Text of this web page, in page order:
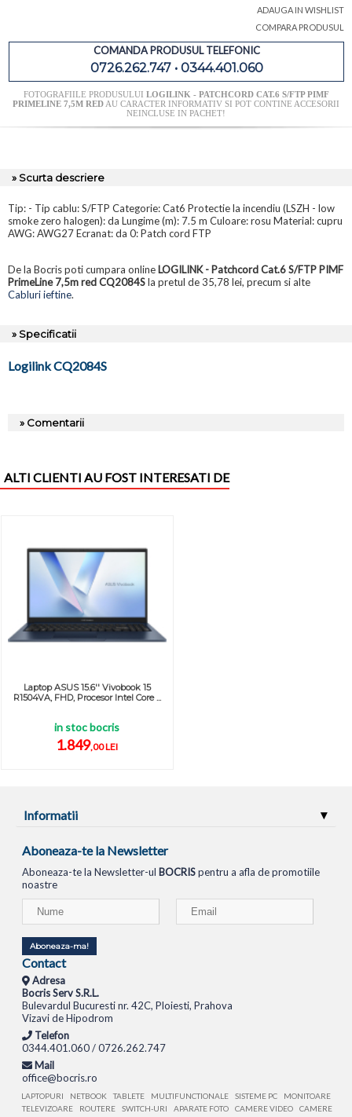
ADAUGA IN WISHLIST
COMPARA PRODUSUL
COMANDA PRODUSUL TELEFONIC
0726.262.747 • 0344.401.060
FOTOGRAFIILE PRODUSULUI LOGILINK - PATCHCORD CAT.6 S/FTP PIMF
PRIMELINE 7,5M REDAU CARACTER INFORMATIV SI POT CONTINE ACCESORII
NEINCLUSE IN PACHET!
» Scurta descriere
Tip: - Tip cablu: S/FTP Categorie: Cat6 Protectie la incendiu (LSZH - low
smoke zero halogen): da Lungime (m): 7.5 m Culoare: rosu Material: cupru
AWG: AWG27 Ecranat: da 0: Patch cord FTP
De la Bocris poti cumpara online LOGILINK - Patchcord Cat.6 S/FTP PIMF
PrimeLine 7,5m red CQ2084Sla pretul de 35,78 lei, precum si alte
Cabluri ieftine.
» Specificatii
Logilink CQ2084S
» Comentarii
ALTI CLIENTI AU FOST INTERESATI DE
Laptop ASUS 15.6'' Vivobook 15
R1504VA, FHD, Procesor Intel Core ...
in stoc bocris
1.849,00 LEI
Informatii
Aboneaza-te la Newsletter
Aboneaza-te la Newsletter-ul BOCRISpentru a afla de promotiile
noastre
Aboneaza-ma!
Contact
Adresa
Bocris Serv S.R.L.
Bulevardul Bucuresti nr. 42C, Ploiesti, Prahova
Vizavi de Hipodrom
Telefon
0344.401.060 / 0726.262.747
Mail
office@bocris.ro
LAPTOPURI NETBOOK TABLETE MULTIFUNCTIONALE SISTEME PC
MONITOARE
TELEVIZOARE
ROUTERE SWITCH-URI APARATE FOTO CAMERE VIDEO
CAMERE